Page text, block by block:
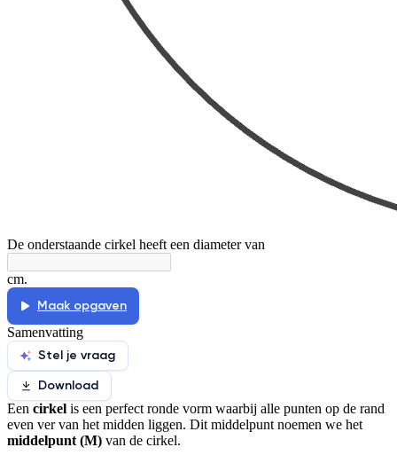
De onderstaande cirkel heeft een diameter van
cm.
Maak opgaven
Samenvatting
Stel je vraag
Download
Een cirkel is een perfect ronde vorm waarbij alle punten op de rand
even ver van het midden liggen. Dit middelpunt noemen we het
middelpunt (M) van de cirkel.